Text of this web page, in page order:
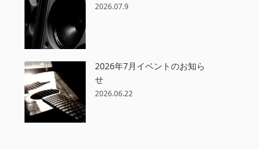
2026.07.9
2026年7月イベントのお知ら
せ
2026.06.22